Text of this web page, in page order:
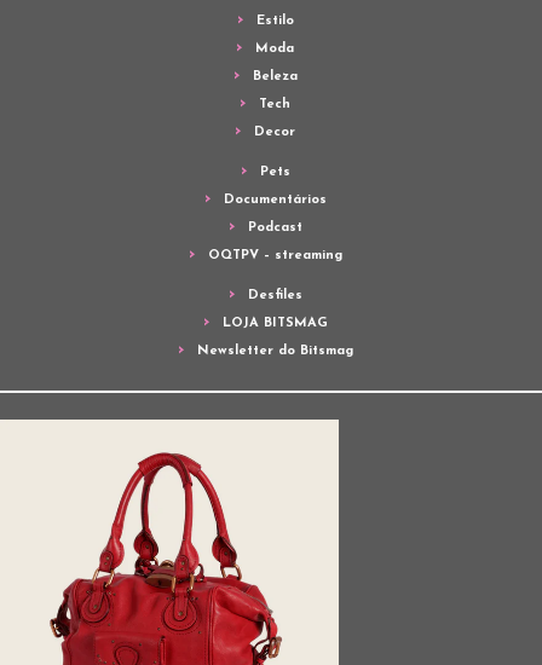
Estilo
Moda
Beleza
Tech
Decor
Pets
Documentários
Podcast
OQTPV – streaming
Desfiles
LOJA BITSMAG
Newsletter do Bitsmag